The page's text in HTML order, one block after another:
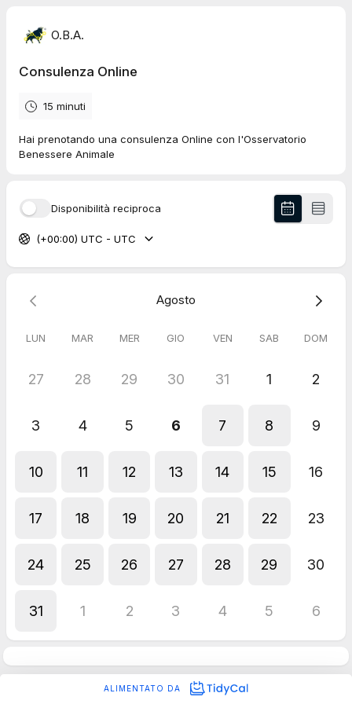
O.B.A.
Consulenza Online
15 minuti
Hai prenotando una consulenza Online con l'Osservatorio
Benessere Animale
Disponibilità reciproca
(+00:00) UTC - UTC
Agosto
LUN MAR MER GIO VEN SAB DOM
27 28 29 30 31 1 2
3 4 5 6 7 8 9
10 11 12 13 14 15 16
17 18 19 20 21 22 23
24 25 26 27 28 29 30
31 1 2 3 4 5 6
ALIMENTATO DA